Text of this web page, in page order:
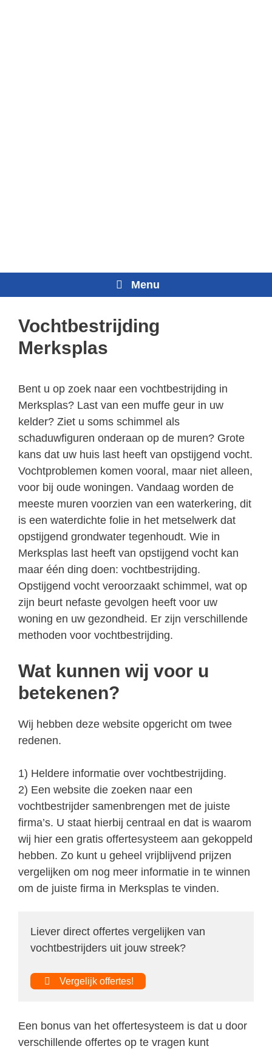
Menu
Vochtbestrijding
Merksplas
Bent u op zoek naar een vochtbestrijding in
Merksplas? Last van een muffe geur in uw
kelder? Ziet u soms schimmel als
schaduwfiguren onderaan op de muren? Grote
kans dat uw huis last heeft van opstijgend vocht.
Vochtproblemen komen vooral, maar niet alleen,
voor bij oude woningen. Vandaag worden de
meeste muren voorzien van een waterkering, dit
is een waterdichte folie in het metselwerk dat
opstijgend grondwater tegenhoudt. Wie in
Merksplas last heeft van opstijgend vocht kan
maar één ding doen: vochtbestrijding.
Opstijgend vocht veroorzaakt schimmel, wat op
zijn beurt nefaste gevolgen heeft voor uw
woning en uw gezondheid. Er zijn verschillende
methoden voor vochtbestrijding.
Wat kunnen wij voor u
betekenen?
Wij hebben deze website opgericht om twee
redenen.
1) Heldere informatie over vochtbestrijding.
2) Een website die zoeken naar een
vochtbestrijder samenbrengen met de juiste
firma’s. U staat hierbij centraal en dat is waarom
wij hier een gratis offertesysteem aan gekoppeld
hebben. Zo kunt u geheel vrijblijvend prijzen
vergelijken om nog meer informatie in te winnen
om de juiste firma in Merksplas te vinden.
Liever direct offertes vergelijken van
vochtbestrijders uit jouw streek?
Vergelijk offertes!
Een bonus van het offertesysteem is dat u door
verschillende offertes op te vragen kunt